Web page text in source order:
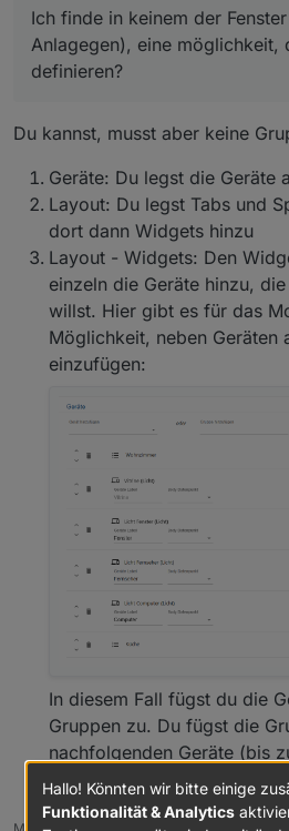
zu viele Feature Requests ab,
Die Reihenfolge nach
hier: Übersicht der Feature
Siehe
Die Konfiguration von
werden.
Nachfolgend einige
Users
@braindead:https://
@JackDaniel:https://
https://
Screencast / Video
Screenshots
ich hier etwas komplett,
möglich?
Ich finde in keinem der
Anlagegen), eine
definieren?
Vielen Dank :)
Ich finde in keinem der
Anlagegen), eine möglichkeit,
definieren?
Du kannst, musst aber keine
Geräte: Du legst die Geräte
Layout: Du legst Tabs und
dort dann Widgets hinzu
Layout - Widgets: Den
einzeln die Geräte hinzu,
willst. Hier gibt es für das
Möglichkeit, neben Geräten
einzufügen:
In diesem Fall fügst du die
Gruppen zu. Du fügst die
nachfolgenden Geräte (bis
werden der Gruppe
Hallo! Könnten wir bitte einige
Funktionalität & Analytics